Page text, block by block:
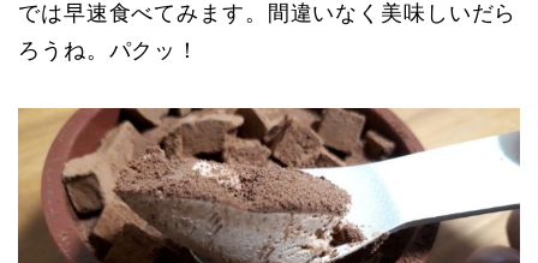
では早速食べてみます。間違いなく美味しいだら
ろうね。パクッ！